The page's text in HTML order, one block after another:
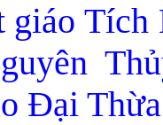
giáo
Ðại